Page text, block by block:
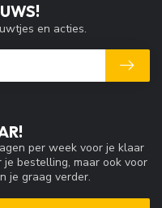
per week voor je klaar
bestelling, maar ook voor
je graag verder.
en acties.